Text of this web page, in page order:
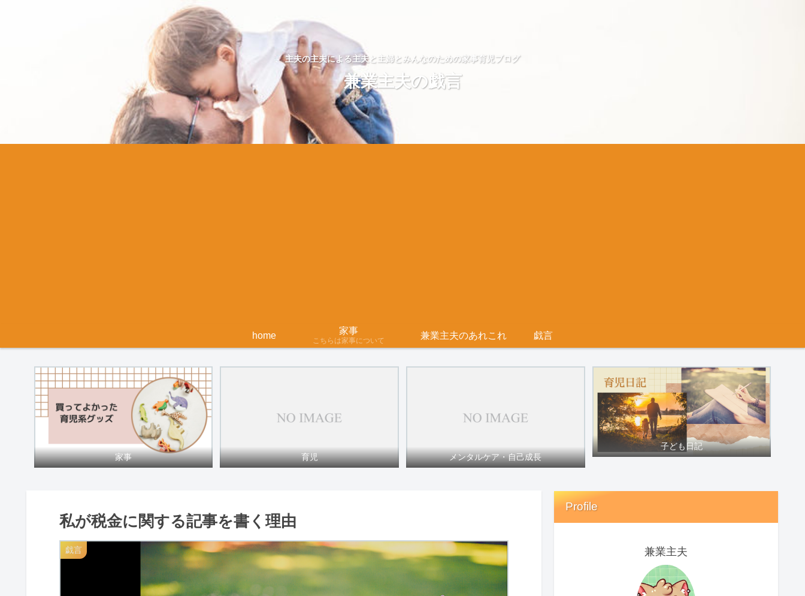
主夫の主夫による主夫と主婦とみんなのための家事育児ブログ
兼業主夫の戯言
home
家事
こちらは家事について
兼業主夫のあれこれ 戯言
家事 育児 メンタルケア・自己成長
子ども日記
私が税金に関する記事を書く理由
戯言
Profile
兼業主夫